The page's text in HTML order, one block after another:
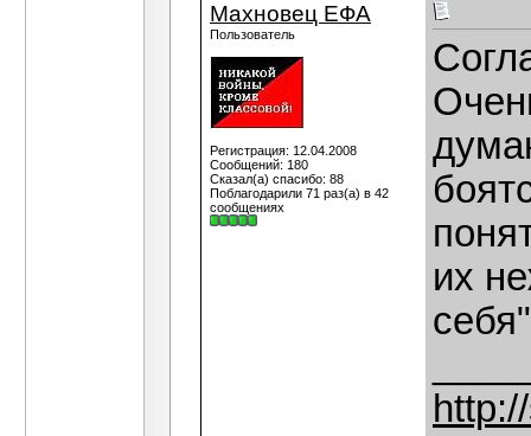
Махновец ЕФА
Пользователь
Регистрация: 12.04.2008
Сообщений: 180
Сказал(а) спасибо: 88
Поблагодарили 71 раз(а) в 42
сообщениях
их